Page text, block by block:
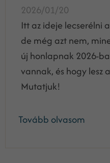
2026/01/20
Itt az ideje lecserélni
de még azt nem,
új honlapnak 2026-
vannak, és hogy lesz
Mutatjuk!
Tovább olvasom